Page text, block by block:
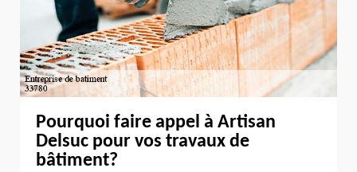
Pourquoi faire appel à Artisan
Delsuc pour vos travaux de
bâtiment?